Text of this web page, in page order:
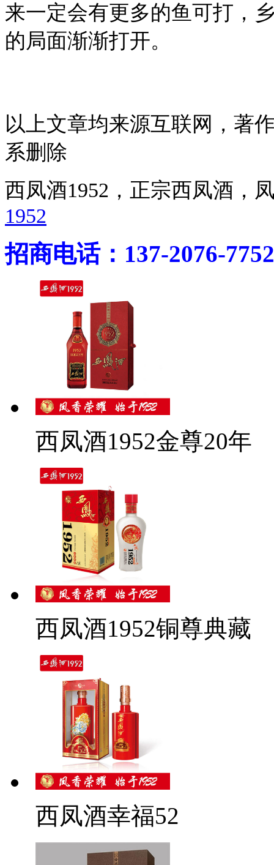
来一定会有更多的鱼可打，
的局面渐渐打开。
以上文章均来源互联网，著
系删除
西凤酒1952，正宗西凤酒
1952
招商电话：137-2076-7752
西凤酒1952金尊20年
西凤酒1952铜尊典藏
西凤酒幸福52